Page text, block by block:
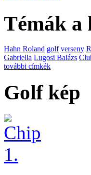
Témák a
Hahn Roland golf verseny
Gabriella Lugosi Balázs
további címkék
Golf kép